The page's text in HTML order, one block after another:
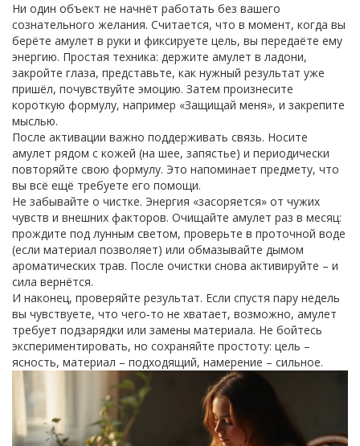
Ни один объект не начнёт работать без вашего
сознательного желания. Считается, что в момент, когда вы
берёте амулет в руки и фиксируете цель, вы передаёте ему
энергию. Простая техника: держите амулет в ладони,
закройте глаза, представьте, как нужный результат уже
пришёл, почувствуйте эмоцию. Затем произнесите
короткую формулу, например «Защищай меня», и закрепите
мыслью.
После активации важно поддерживать связь. Носите
амулет рядом с кожей (на шее, запястье) и периодически
повторяйте свою формулу. Это напоминает предмету, что
вы всё ещё требуете его помощи.
Не забывайте о чистке. Энергия «засоряется» от чужих
чувств и внешних факторов. Очищайте амулет раз в месяц:
прождите под лунным светом, проверьте в проточной воде
(если материал позволяет) или обмазывайте дымом
ароматических трав. После очистки снова активируйте – и
сила вернётся.
И наконец, проверяйте результат. Если спустя пару недель
вы чувствуете, что чего‑то не хватает, возможно, амулет
требует подзарядки или замены материала. Не бойтесь
экспериментировать, но сохраняйте простоту: цель –
ясность, материал – подходящий, намерение – сильное.